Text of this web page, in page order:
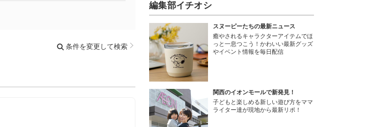
条件を変更して検索
編集部イチオシ
スヌーピーたちの最新ニュース
癒やされるキャラクターアイテムでほ
っと一息つこう！かわいい最新グッズ
やイベント情報を毎日配信
関西のイオンモールで新発見！
子どもと楽しめる新しい遊び方をママ
ライター達が現地から最新リポ！